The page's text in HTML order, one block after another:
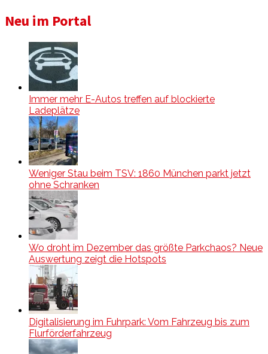
Neu im Portal
Immer mehr E-Autos treffen auf blockierte
Ladeplätze
Weniger Stau beim TSV: 1860 München parkt jetzt
ohne Schranken
Wo droht im Dezember das größte Parkchaos? Neue
Auswertung zeigt die Hotspots
Digitalisierung im Fuhrpark: Vom Fahrzeug bis zum
Flurförderfahrzeug